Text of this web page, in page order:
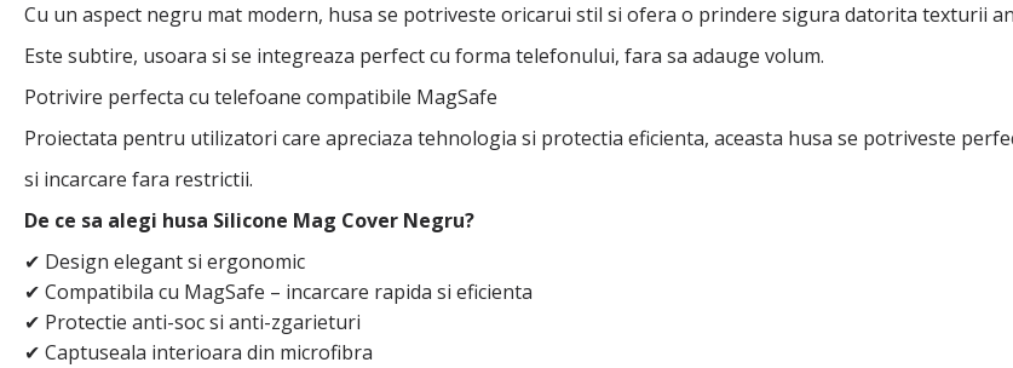
Cu un aspect negru mat modern, husa se potriveste oricarui stil si ofera o prindere sigura datorita texturii
Este subtire, usoara si se integreaza perfect cu forma telefonului, fara sa adauge volum.
Potrivire perfecta cu telefoane compatibile MagSafe
Proiectata pentru utilizatori care apreciaza tehnologia si protectia eficienta, aceasta husa se potriveste
si incarcare fara restrictii.
De ce sa alegi husa Silicone Mag Cover Negru?
✔ Design elegant si ergonomic
✔ Compatibila cu MagSafe – incarcare rapida si eficienta
✔ Protectie anti-soc si anti-zgarieturi
✔ Captuseala interioara din microfibra